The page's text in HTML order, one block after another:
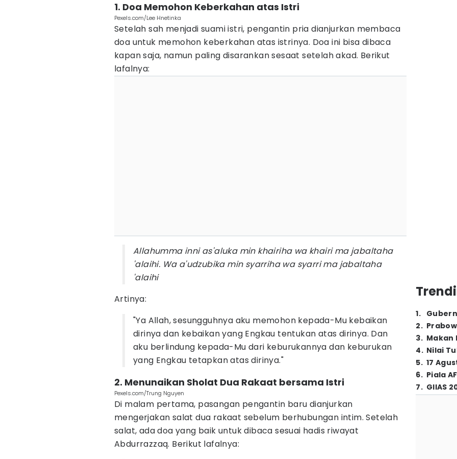
1. Doa Memohon Keberkahan atas Istri
Pexels.com/Lee Hnetinka
Setelah sah menjadi suami istri, pengantin pria dianjurkan membaca
doa untuk memohon keberkahan atas istrinya. Doa ini bisa dibaca
kapan saja, namun paling disarankan sesaat setelah akad. Berikut
lafalnya:
Allahumma inni as'aluka min khairiha wa khairi ma jabaltaha
'alaihi. Wa a'udzubika min syarriha wa syarri ma jabaltaha
'alaihi
Artinya:
"Ya Allah, sesungguhnya aku memohon kepada-Mu kebaikan
dirinya dan kebaikan yang Engkau tentukan atas dirinya. Dan
aku berlindung kepada-Mu dari keburukannya dan keburukan
yang Engkau tetapkan atas dirinya."
2. Menunaikan Sholat Dua Rakaat bersama Istri
Pexels.com/Trung Nguyen
Di malam pertama, pasangan pengantin baru dianjurkan
mengerjakan salat dua rakaat sebelum berhubungan intim. Setelah
salat, ada doa yang baik untuk dibaca sesuai hadis riwayat
Abdurrazzaq. Berikut lafalnya:
1.
2.
3. Makan
4. Nilai
5. 17
6. Piala
7. GIIAS